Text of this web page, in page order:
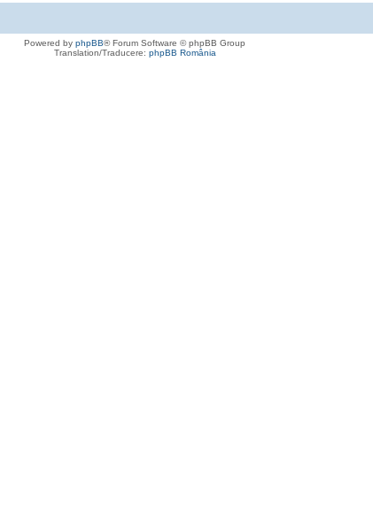
Powered by phpBB® Forum Software © phpBB Group
Translation/Traducere: phpBB România